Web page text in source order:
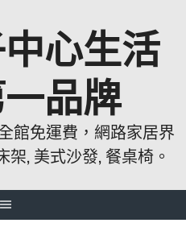
心生活
品牌
館免運費，網路家居界
, 美式沙發, 餐桌椅。